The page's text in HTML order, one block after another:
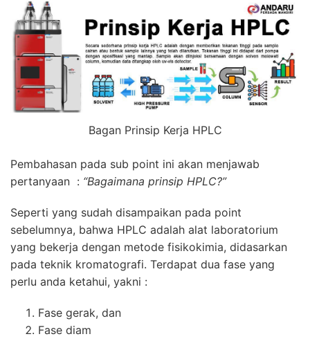
Bagan Prinsip Kerja HPLC
Pembahasan pada sub point ini akan menjawab
pertanyaan : “Bagaimana prinsip HPLC?”
Seperti yang sudah disampaikan pada point
sebelumnya, bahwa HPLC adalah alat laboratorium
yang bekerja dengan metode fisikokimia, didasarkan
pada teknik kromatografi. Terdapat dua fase yang
perlu anda ketahui, yakni :
Fase gerak, dan
Fase diam